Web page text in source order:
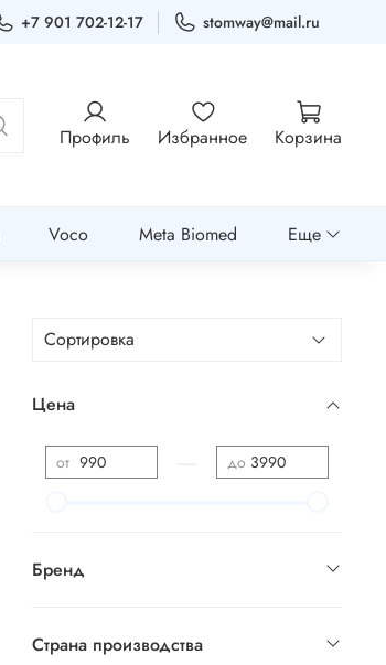
+7 901 702-12-17 stomway@mail.ru
Профиль Избранное Корзина
Voco Meta Biomed Еще
Цена
от до
Бренд
Страна производства